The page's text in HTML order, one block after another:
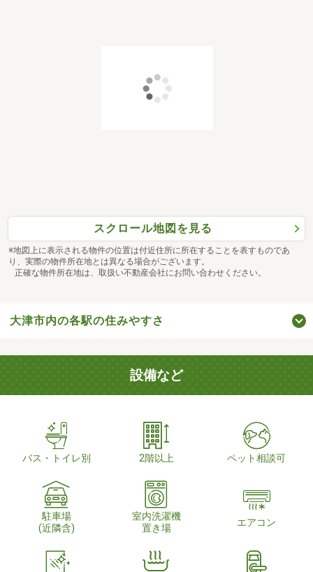
スクロール地図を見る
※地図上に表示される物件の位置は付近住所に所在することを表すものであ
り、実際の物件所在地とは異なる場合がございます。
正確な物件所在地は、取扱い不動産会社にお問い合わせください。
大津市内の各駅の住みやすさ
設備など
バス・トイレ別 2階以上 ペット相談可
駐車場
(近隣含)
室内洗濯機
置き場
エアコン